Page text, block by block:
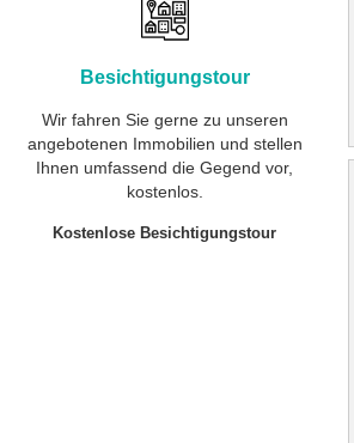
Besichtigungstour
Wir fahren Sie gerne zu unseren
angebotenen Immobilien und stellen
Ihnen umfassend die Gegend vor,
kostenlos.
Kostenlose Besichtigungstour